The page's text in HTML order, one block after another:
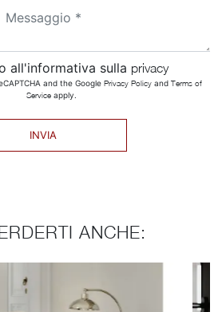
all'informativa sulla privacy
and the Google Privacy Policyand Terms of
Serviceapply.
INVIA
ANCHE: